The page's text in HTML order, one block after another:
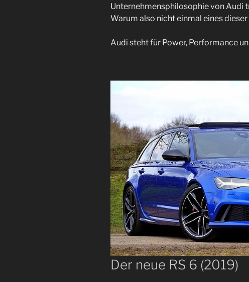
Unternehmensphilosophie von Audi
Warum also nicht einmal eines dieser
Audi steht für Power, Performance
Der neue RS 6 (2019)